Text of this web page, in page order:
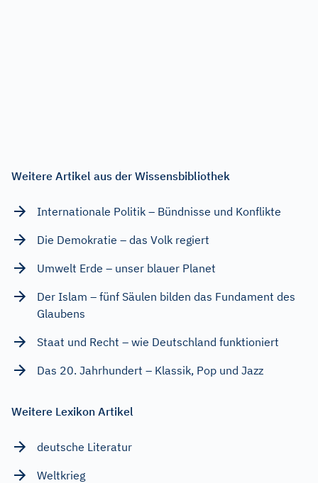
Weitere Artikel aus der Wissensbibliothek
Internationale Politik – Bündnisse und Konflikte
Die Demokratie – das Volk regiert
Umwelt Erde – unser blauer Planet
Der Islam – fünf Säulen bilden das Fundament des
Glaubens
Staat und Recht – wie Deutschland funktioniert
Das 20. Jahrhundert – Klassik, Pop und Jazz
Weitere Lexikon Artikel
deutsche Literatur
Weltkrieg